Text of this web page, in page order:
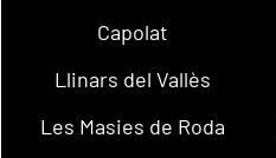
Capolat
Llinars del Vallès
Les Masies de Roda